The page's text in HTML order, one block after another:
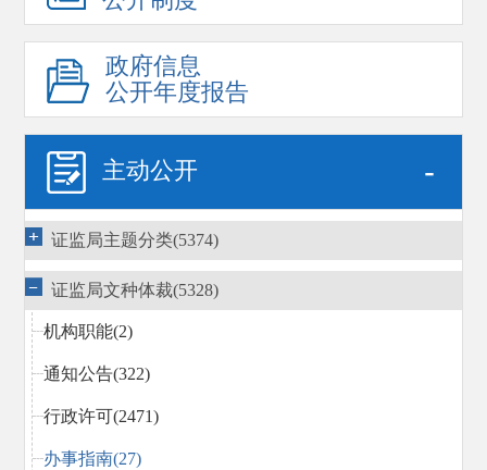
政府信息
公开年度报告
主动公开 -
证监局主题分类(5374)
证监局文种体裁(5328)
机构职能(2)
通知公告(322)
行政许可(2471)
办事指南(27)